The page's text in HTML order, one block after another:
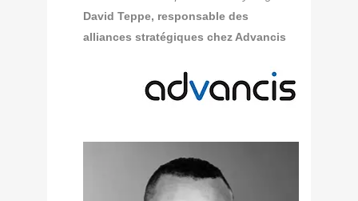
David Teppe, responsable des
alliances stratégiques chez Advancis